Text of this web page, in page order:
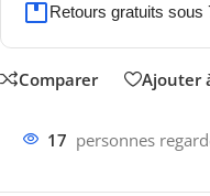
Retours gratuits sous
Comparer Ajouter
17 personnes